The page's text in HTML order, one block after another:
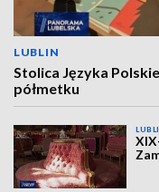
LUBLIN
Stolica Języka
półmetku